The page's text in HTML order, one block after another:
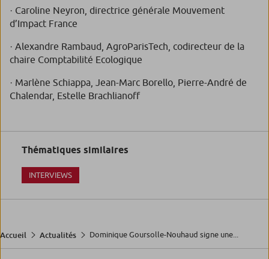
· Caroline Neyron, directrice générale Mouvement
d’Impact France
· Alexandre Rambaud, AgroParisTech, codirecteur de la
chaire Comptabilité Ecologique
· Marlène Schiappa, Jean-Marc Borello, Pierre-André de
Chalendar, Estelle Brachlianoff
Thématiques similaires
INTERVIEWS
Accueil Actualités Dominique Goursolle-Nouhaud signe une...